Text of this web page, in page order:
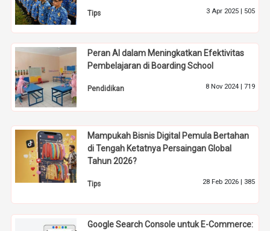
Tips 3 Apr 2025 | 505
Peran AI dalam Meningkatkan Efektivitas
Pembelajaran di Boarding School
Pendidikan 8 Nov 2024 | 719
Mampukah Bisnis Digital Pemula Bertahan
di Tengah Ketatnya Persaingan Global
Tahun 2026?
Tips 28 Feb 2026 | 385
Google Search Console untuk E-Commerce: